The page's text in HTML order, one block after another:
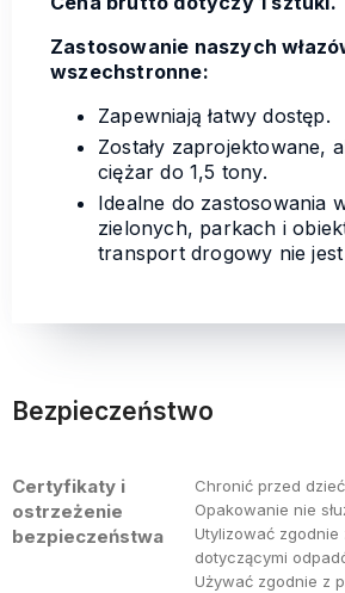
Zastosowanie naszych
wszechstronne:
Zapewniają łatwy dostęp.
Zostały zaprojektowane,
ciężar do 1,5 tony.
Idealne do zastosowania
zielonych, parkach i
transport drogowy nie
Bezpieczeństwo
Certyfikaty i
ostrzeżenie
bezpieczeństwa
Chronić przed
Opakowanie nie
Utylizować zgodnie
dotyczącymi
Używać zgodnie z